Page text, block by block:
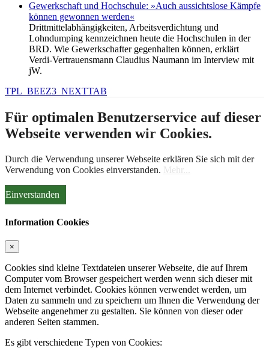
Gewerkschaft und Hochschule: »Auch aussichtslose Kämpfe
können gewonnen werden«
Drittmittelabhängigkeiten, Arbeitsverdichtung und
Lohndumping kennzeichnen heute die Hochschulen in der
BRD. Wie Gewerkschafter gegenhalten können, erklärt
Verdi-Vertrauensmann Claudius Naumann im Interview mit
jW.
TPL_BEEZ3_NEXTTAB
Für optimalen Benutzerservice auf dieser
Webseite verwenden wir Cookies.
Durch die Verwendung unserer Webseite erklären Sie sich mit der
Verwendung von Cookies einverstanden. Mehr...
Einverstanden
Information Cookies
×
Cookies sind kleine Textdateien unserer Webseite, die auf Ihrem
Computer vom Browser gespeichert werden wenn sich dieser mit
dem Internet verbindet. Cookies können verwendet werden, um
Daten zu sammeln und zu speichern um Ihnen die Verwendung der
Webseite angenehmer zu gestalten. Sie können von dieser oder
anderen Seiten stammen.
Es gibt verschiedene Typen von Cookies: